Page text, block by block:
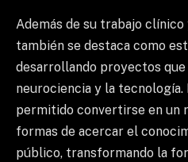
Además de su trabajo
también se destaca como
desarrollando proyectos
neurociencia y la
permitido convertirse en un
formas de acercar el
público, transformando la